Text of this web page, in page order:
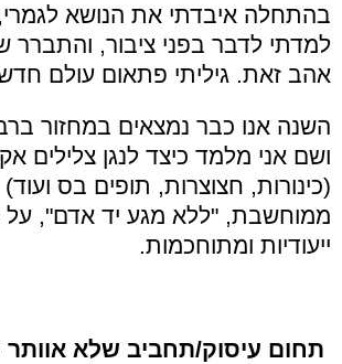
בהתחלה איבדתי את הנושא
למדתי לדבר בפני ציבור, והתברר
אהב זאת. גיליתי פתאום עולם
השנה אנו כבר נמצאים במחזור
ושם אני מלמד כיצד לנגן צלילים
(כינורות, חצוצרות, תופים בס
ממוחשבת, "ללא מגע יד אדם", על
ייעודיות ומתוחכמות.
תחום עיסוק/תחביב שלא אוותר